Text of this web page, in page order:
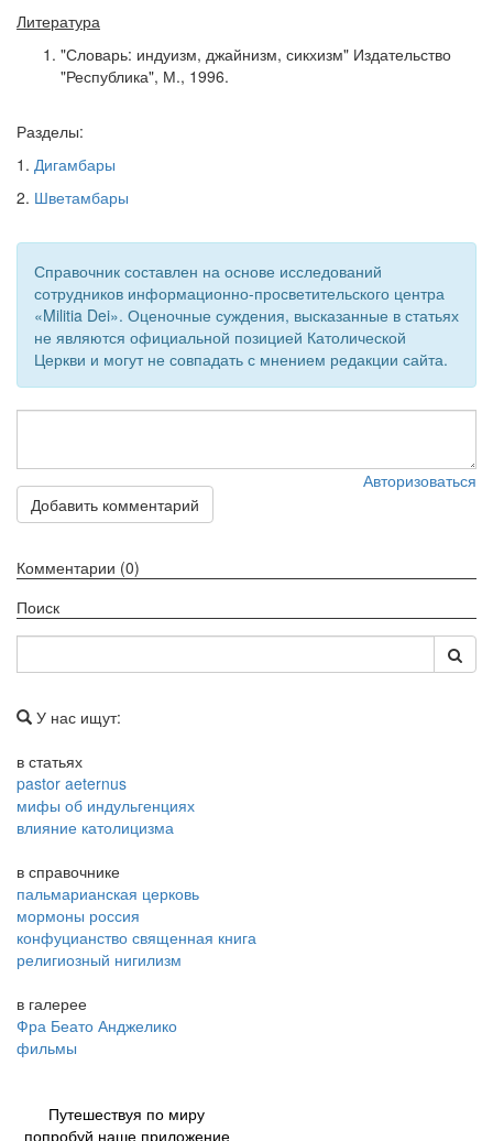
Литература
"Словарь: индуизм, джайнизм, сикхизм" Издательство
"Республика", М., 1996.
Разделы:
1. Дигамбары
2. Шветамбары
Справочник составлен на основе исследований
сотрудников информационно-просветительского центра
«Militia Dei». Оценочные суждения, высказанные в статьях
не являются официальной позицией Католической
Церкви и могут не совпадать с мнением редакции сайта.
Авторизоваться
Добавить комментарий
Комментарии (0)
Поиск
У нас ищут:
в статьях
pastor aeternus
мифы об индульгенциях
влияние католицизма
в справочнике
пальмарианская церковь
мормоны россия
конфуцианство священная книга
религиозный нигилизм
в галерее
Фра Беато Анджелико
фильмы
Путешествуя по миру
попробуй наше приложение